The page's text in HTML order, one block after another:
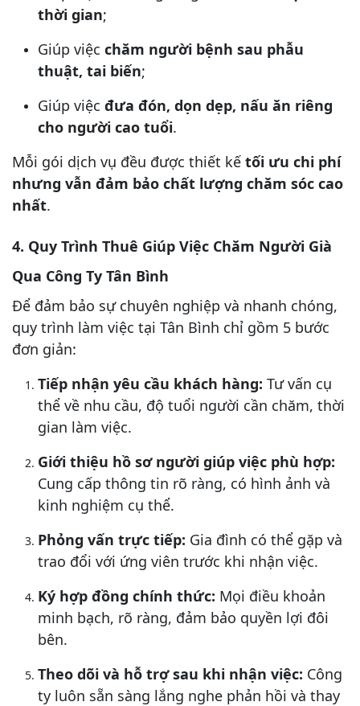
thời gian;
Giúp việc chăm người bệnh sau phẫu
thuật, tai biến;
Giúp việc đưa đón, dọn dẹp, nấu ăn riêng
cho người cao tuổi.
Mỗi gói dịch vụ đều được thiết kế tối ưu chi phí
nhưng vẫn đảm bảo chất lượng chăm sóc cao
nhất.
4. Quy Trình Thuê Giúp Việc Chăm Người Già
Qua Công Ty Tân Bình
Để đảm bảo sự chuyên nghiệp và nhanh chóng,
quy trình làm việc tại Tân Bình chỉ gồm 5 bước
đơn giản:
Tiếp nhận yêu cầu khách hàng: Tư vấn cụ
thể về nhu cầu, độ tuổi người cần chăm, thời
gian làm việc.
Giới thiệu hồ sơ người giúp việc phù hợp:
Cung cấp thông tin rõ ràng, có hình ảnh và
kinh nghiệm cụ thể.
Phỏng vấn trực tiếp: Gia đình có thể gặp và
trao đổi với ứng viên trước khi nhận việc.
Ký hợp đồng chính thức: Mọi điều khoản
minh bạch, rõ ràng, đảm bảo quyền lợi đôi
bên.
Theo dõi và hỗ trợ sau khi nhận việc: Công
ty luôn sẵn sàng lắng nghe phản hồi và thay